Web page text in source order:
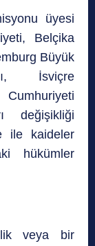
üyesi
Belçika
Büyük
İsviçre
değişikliği
ile kaideler
hükümler
veya bir